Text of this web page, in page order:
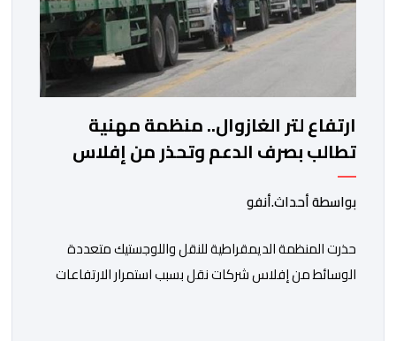
ارتفاع لتر الغازوال.. منظمة مهنية
تطالب بصرف الدعم وتحذر من إفلاس
شركات النقل
بواسطة أحداث.أنفو
حذرت المنظمة الديمقراطية للنقل واللوجستيك متعددة
الوسائط من إفلاس شركات نقل بسبب استمرار الارتفاعات